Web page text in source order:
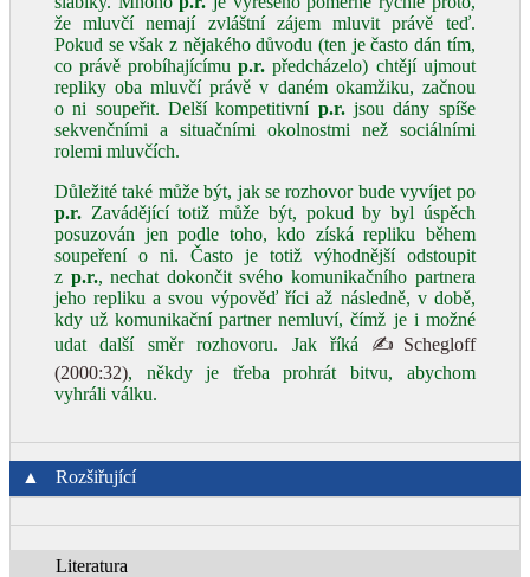
že mluvčí nemají zvláštní zájem mluvit právě teď.
Pokud se však z nějakého důvodu (ten je často dán tím,
co právě probíhajícímup.r. předcházelo) chtějí ujmout
repliky oba mluvčí právě v daném okamžiku, začnou
o ni soupeřit. Delší kompetitivní p.r.jsou dány spíše
sekvenčními a situačními okolnostmi než sociálními
rolemi mluvčích.
Důležité také může být, jak se rozhovor bude vyvíjet po
p.r. Zavádějící totiž může být, pokud by byl úspěch
posuzován jen podle toho, kdo získá repliku během
soupeření o ni. Často je totiž výhodnější odstoupit
z p.r., nechat dokončit svého komunikačního partnera
jeho repliku a svou výpověď říci až následně, v době,
kdy už komunikační partner nemluví, čímž je i možné
udat další směr rozhovoru. Jak říká ✍Schegloff
(2000:32), někdy je třeba prohrát bitvu, abychom
vyhráli válku.
▲ Rozšiřující
Literatura